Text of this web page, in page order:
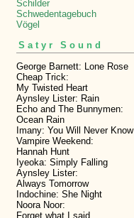
Schilder
Schwedentagebuch
Vögel
Satyr Sound
George Barnett: Lone Rose
Cheap Trick:
My Twisted Heart
Aynsley Lister: Rain
Echo and The Bunnymen:
Ocean Rain
Imany: You Will Never Know
Vampire Weekend:
Hannah Hunt
Iyeoka: Simply Falling
Aynsley Lister:
Always Tomorrow
Indochine: She Night
Noora Noor:
Forget what I said